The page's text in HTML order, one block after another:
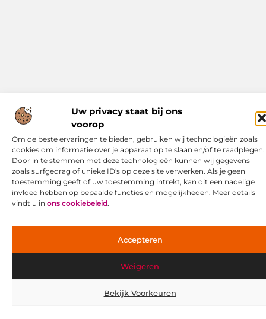
Uw privacy staat bij ons
voorop
Om de beste ervaringen te bieden, gebruiken wij technologieën zoals
cookies om informatie over je apparaat op te slaan en/of te raadplegen.
Door in te stemmen met deze technologieën kunnen wij gegevens
zoals surfgedrag of unieke ID's op deze site verwerken. Als je geen
toestemming geeft of uw toestemming intrekt, kan dit een nadelige
invloed hebben op bepaalde functies en mogelijkheden. Meer details
vindt u in ons cookiebeleid.
Accepteren
Weigeren
Bekijk Voorkeuren